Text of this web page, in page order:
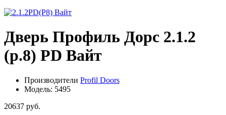
Дверь Профиль Дорс 2.1.2
(р.8) PD Вайт
Производители Profil Doors
Модель: 5495
20637 руб.